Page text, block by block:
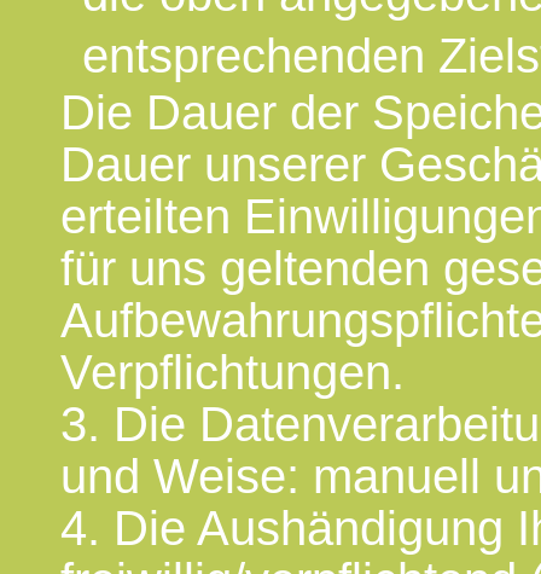
entsprechenden
Die Dauer der
Dauer unserer
erteilten
für uns geltenden
Verpflichtungen.
3. Die
und Weise: manuell
4. Die Aushändigung